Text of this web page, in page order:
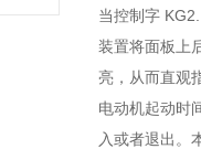
当控制字
装置将面板上
亮，从而直观
电动机起动时
入或者退出。